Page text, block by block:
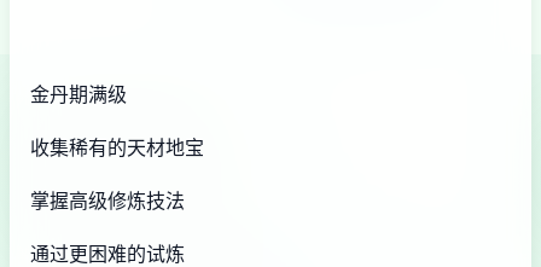
金丹期满级
收集稀有的天材地宝
掌握高级修炼技法
通过更困难的试炼